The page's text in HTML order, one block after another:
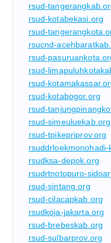
rsud-
rsud-kotabekasi.org
rsud-
rsucnd-
rsud-
rsud-
rsud-
rsud-kotabogor.org
rsud-
rsud-simeuluekab.org
rsud-tpikepriprov.org
rsudksa-depok.org
rsudrtnotopuro-
rsud-sintang.org
rsud-cilacapkab.org
rsudkoja-jakarta.org
rsud-brebeskab.org
rsud-sulbarprov.org